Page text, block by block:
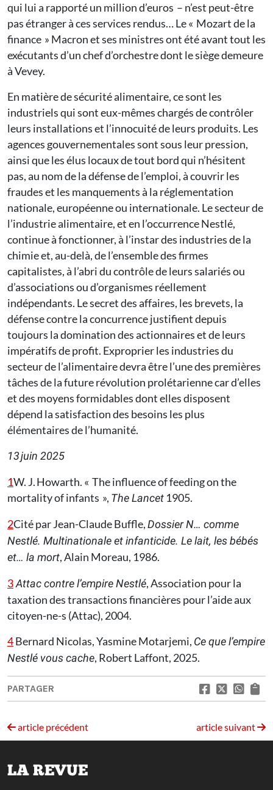
qui lui a rapporté un million d’euros – n’est peut-être
pas étranger à ces services rendus… Le « Mozart de la
finance » Macron et ses ministres ont été avant tout les
exécutants d’un chef d’orchestre dont le siège demeure
à Vevey.
En matière de sécurité alimentaire, ce sont les
industriels qui sont eux-mêmes chargés de contrôler
leurs installations et l’innocuité de leurs produits. Les
agences gouvernementales sont sous leur pression,
ainsi que les élus locaux de tout bord qui n’hésitent
pas, au nom de la défense de l’emploi, à couvrir les
fraudes et les manquements à la réglementation
nationale, européenne ou internationale. Le secteur de
l’industrie alimentaire, et en l’occurrence Nestlé,
continue à fonctionner, à l’instar des industries de la
chimie et, au-delà, de l’ensemble des firmes
capitalistes, à l’abri du contrôle de leurs salariés ou
d’associations ou d’organismes réellement
indépendants. Le secret des affaires, les brevets, la
défense contre la concurrence justifient depuis
toujours la domination des actionnaires et de leurs
impératifs de profit. Exproprier les industries du
secteur de l’alimentaire devra être l’une des premières
tâches de la future révolution prolétarienne car d’elles
et des moyens formidables dont elles disposent
dépend la satisfaction des besoins les plus
élémentaires de l’humanité.
13 juin 2025
1W. J. Howarth. « The influence of feeding on the
mortality of infants », The Lancet 1905.
2Cité par Jean-Claude Buffle,Dossier N… comme
Nestlé. Multinationale et infanticide. Le lait, les bébés
et… la mort, Alain Moreau, 1986.
3Attac contre l’empire Nestlé, Association pour la
taxation des transactions financières pour l’aide aux
citoyen-ne-s (Attac), 2004.
4Bernard Nicolas, Yasmine Motarjemi, Ce que l’empire
Nestlé vous cache, Robert Laffont, 2025.
PARTAGER
article précédent article suivant
LA REVUE